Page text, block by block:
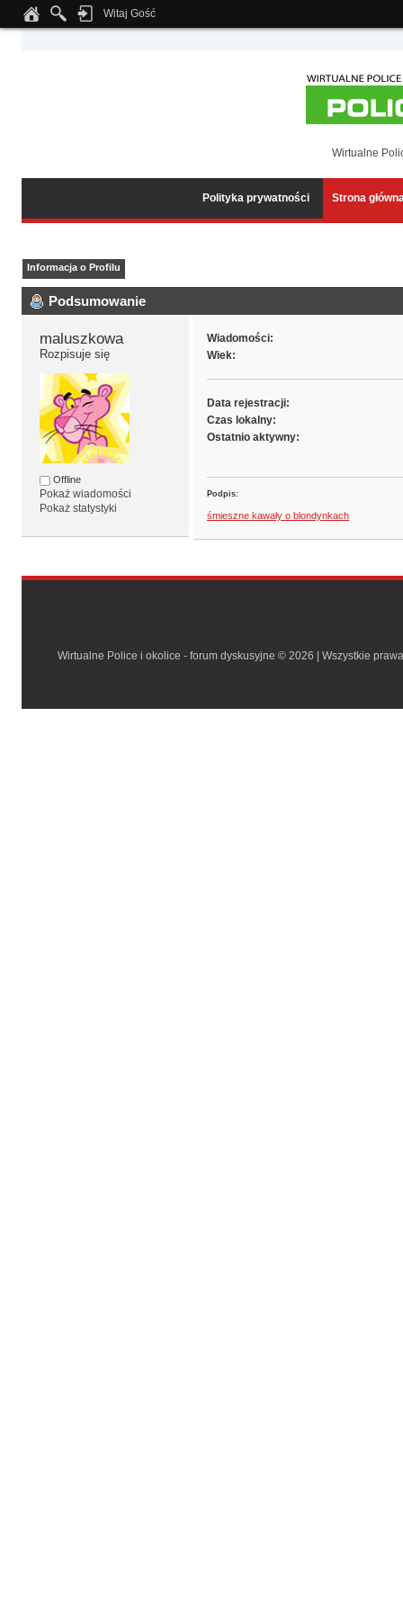
Notice: Undefined index: tapatalk_body_hook in
Witaj Gość
Wirtualne
Polityka prywatności Strona
Informacja o Profilu
Podsumowanie
maluszkowa
Rozpisuje się
Offline
Pokaż wiadomości
Pokaż statystyki
Wiadomości:
Wiek:
Data rejestracji:
Czas lokalny:
Ostatnio aktywny:
Podpis:
śmieszne kawały o blondynkach
Wirtualne Police i okolice - forum dyskusyjne © 2026 | Wszystkie